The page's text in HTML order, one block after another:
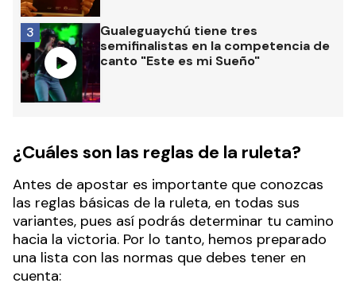
Gualeguaychú tiene tres
semifinalistas en la competencia de
canto "Este es mi Sueño"
3
¿Cuáles son las reglas de la ruleta?
Antes de apostar es importante que conozcas
las reglas básicas de la ruleta, en todas sus
variantes, pues así podrás determinar tu camino
hacia la victoria. Por lo tanto, hemos preparado
una lista con las normas que debes tener en
cuenta: